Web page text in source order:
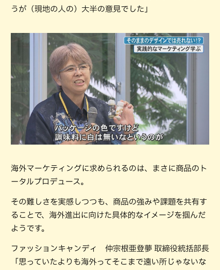
うが（現地の人の）大半の意見でした」
海外マーケティングに求められるのは、まさに商品のト
ータルプロデュース。
その難しさを実感しつつも、商品の強みや課題を共有す
ることで、海外進出に向けた具体的なイメージを掴んだ
ようです。
ファッションキャンディ 仲宗根亜登夢 取締役統括部長
「思っていたよりも海外ってそこまで遠い所じゃないな